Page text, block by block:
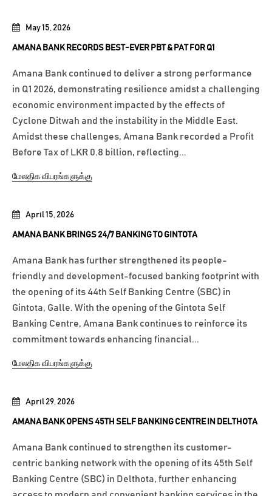
April 29, 2026
AMANA BANK OPENS 45TH SELF BANKING CENTRE IN DELTHOTA
Amana Bank continued to strengthen its customer-
centric banking network with the opening of its 45th Self
Banking Centre (SBC) in Delthota, further enhancing
April 15, 2026
AMANA BANK BRINGS 24/7 BANKING TO GINTOTA
Amana Bank has further strengthened its people-
friendly and development-focused banking footprint with
the opening of its 44th Self Banking Centre (SBC) in
Gintota, Galle. With the opening of the Gintota Self
Banking Centre, Amana Bank continues to reinforce its
commitment towards enhancing financial...
மேலதிக விபரங்களுக்கு
May 15, 2026
AMANA BANK RECORDS BEST-EVER PBT & PAT FOR Q1
Amana Bank continued to deliver a strong performance
in Q1 2026, demonstrating resilience amidst a challenging
economic environment impacted by the effects of
Cyclone Ditwah and the instability in the Middle East.
Amidst these challenges, Amana Bank recorded a Profit
Before Tax of LKR 0.8 billion, reflecting...
மேலதிக விபரங்களுக்கு